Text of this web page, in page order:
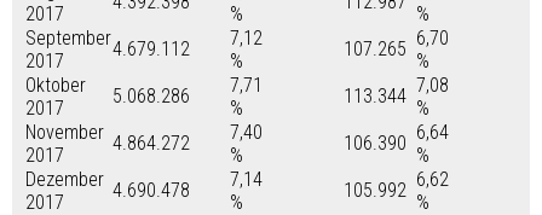
2017
%
%
September
2017
4.679.112
7,12
%
107.265 6,70
%
Oktober
2017
5.068.286
7,71
%
113.344 7,08
%
November
2017
4.864.272
7,40
%
106.390 6,64
%
Dezember
2017
4.690.478
7,14
%
105.992 6,62
%